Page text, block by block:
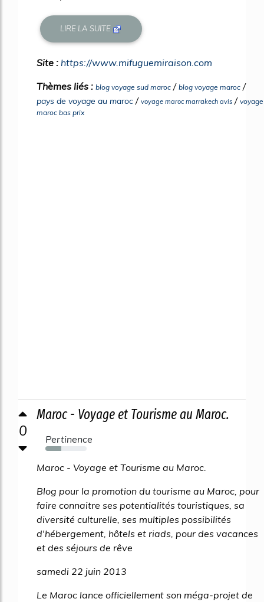
LIRE LA SUITE
Site : https://www.mifuguemiraison.com
Thèmes liés : blog voyage sud maroc / blog voyage maroc /
pays de voyage au maroc / voyage maroc marrakech avis / voyage
maroc bas prix
0
Maroc - Voyage et Tourisme au Maroc.
Pertinence
38%
Maroc - Voyage et Tourisme au Maroc.
Blog pour la promotion du tourisme au Maroc, pour
faire connaitre ses potentialités touristiques, sa
diversité culturelle, ses multiples possibilités
d'hébergement, hôtels et riads, pour des vacances
et des séjours de rêve
samedi 22 juin 2013
Le Maroc lance officiellement son méga-projet de